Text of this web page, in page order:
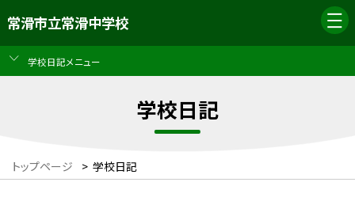
常滑市立常滑中学校
学校日記メニュー
学校日記
トップページ > 学校日記